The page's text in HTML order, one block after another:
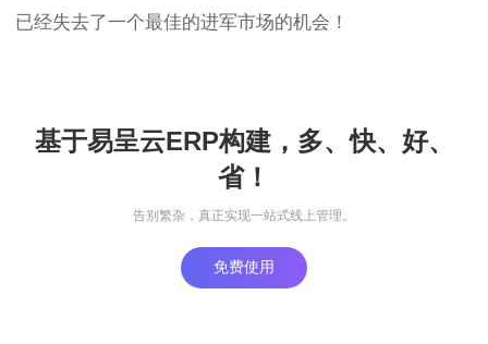
已经失去了一个最佳的进军市场的机会！
基于易呈云ERP构建，多、快、好、
省！
告别繁杂，真正实现一站式线上管理。
免费使用